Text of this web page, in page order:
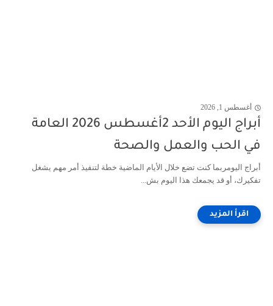
أغسطس 1, 2026
أبراج اليوم الأحد 2أغسطس 2026 العامة
في الحب والعمل والصحة
أبراج اليومربما كنت تضع خلال الأيام الماضية خطة لتنفيذ أمر مهم يشغل
تفكيرك، أو قد يجمعك هذا اليوم بش...